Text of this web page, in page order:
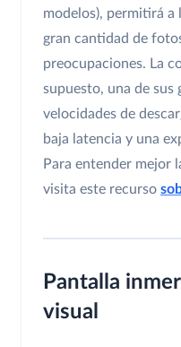
modelos), permitirá a
gran cantidad de
preocupaciones. La
supuesto, una de sus
velocidades de
baja latencia y una
Para entender mejor
visita este recurso
Pantalla
visual